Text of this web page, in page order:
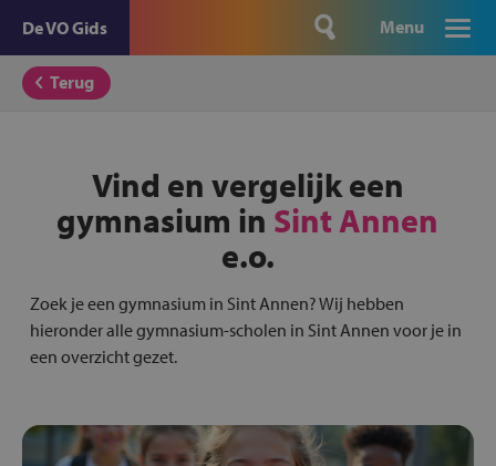
De VO Gids Menu
Terug
Vind en vergelijk een
gymnasium in Sint Annen
e.o.
Zoek je een gymnasium in Sint Annen? Wij hebben
hieronder alle gymnasium-scholen in Sint Annen voor je in
een overzicht gezet.